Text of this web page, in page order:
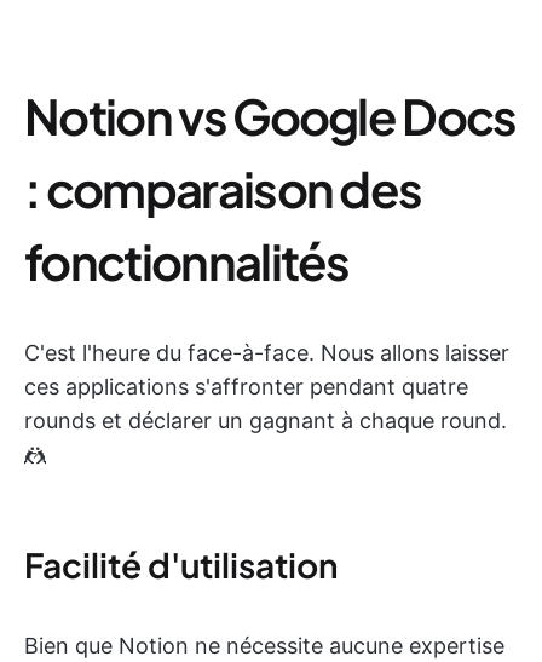
Notion vs Google Docs
: comparaison des
fonctionnalités
C'est l'heure du face-à-face. Nous allons laisser
ces applications s'affronter pendant quatre
rounds et déclarer un gagnant à chaque round.
🤼
Facilité d'utilisation
Bien que Notion ne nécessite aucune expertise